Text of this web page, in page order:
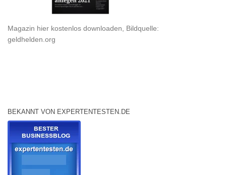
Magazin hier kostenlos downloaden, Bildquelle:
geldhelden.org
BEKANNT VON EXPERTENTESTEN.DE